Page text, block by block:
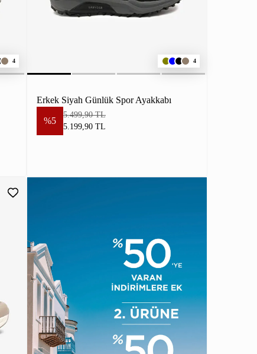
4 4
Erkek Siyah Günlük Spor Ayakkabı
%5
5.499,90 TL
5.199,90 TL